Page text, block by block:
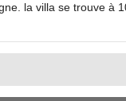
la villa se trouve à